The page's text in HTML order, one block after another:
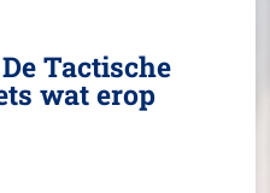
De Tactische
wat erop